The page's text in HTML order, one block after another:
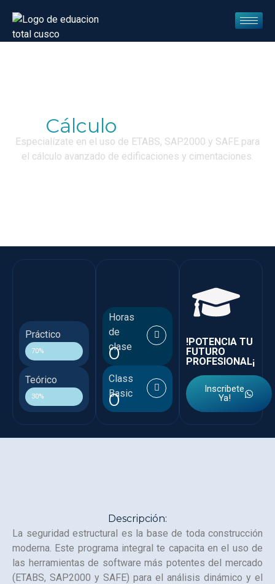
Cálculo
Especialízate en el uso de ETABS, SAP2000 y SAFE para
el cálculo avanzado de edificaciones y cimentaciones.
!POTENCIA TU
FUTURO
PROFESIONAL¡
Inscribete
Ya!
Horas
de
clase
0
Class
Basic
0
Práctico
70%
Teórico
30%
Descripción:
La seguridad estructural es la base de toda construcción
moderna. Este programa integral te capacita en el uso de
las herramientas de software más potentes del mercado
(ETABS, SAP2000 y SAFE) para el análisis dinámico y el